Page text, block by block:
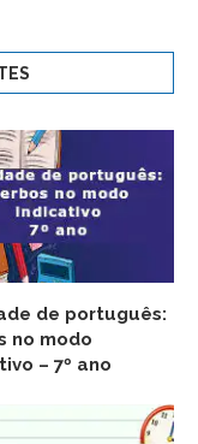
de português:
no modo
– 7º ano